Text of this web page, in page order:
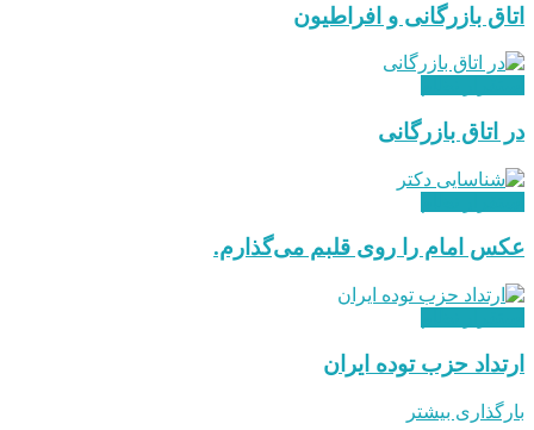
اتاق بازرگانی و افراطیون
در اتاق بازرگانی
عکس امام را روی قلبم می‌گذارم.
ارتداد حزب توده ایران
بارگذاری بیشتر